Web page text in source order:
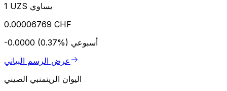
1 UZS يساوي
0.00006769 CHF
-0.0000 (0.37%) أسبوعي
عرض الرسم البياني
اليوان الرينمنبي الصيني